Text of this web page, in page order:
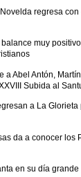
regresa
muy
a Abel Antón,
Subida al
a La
da a conocer los
en su día grande